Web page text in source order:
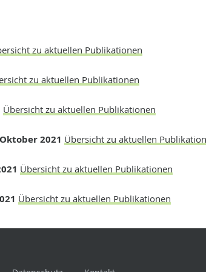
zu aktuellen Publikationen
zu aktuellen Publikationen
Übersicht zu aktuellen Publikationen
2021 Übersicht zu aktuellen
Übersicht zu aktuellen Publikationen
Übersicht zu aktuellen Publikationen